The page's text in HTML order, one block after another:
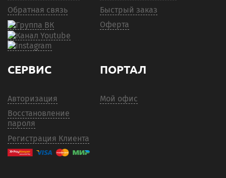
Обратная связь
Быстрый заказ
Оферта
СЕРВИС
Авторизация
Восстановление
пароля
Регистрация Клиента
ПОРТАЛ
Мой офис